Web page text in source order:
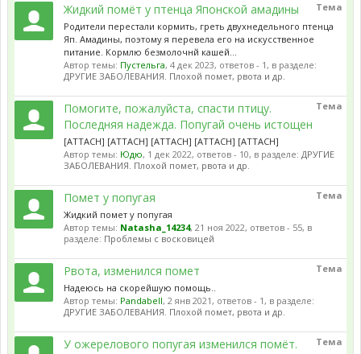
Тема
Жидкий помёт у птенца Японской амадины
Родители перестали кормить, греть двухнедельного птенца
Яп. Амадины, поэтому я перевела его на искусственное
питание. Кормлю безмолочнй кашей...
Автор темы: Пустельга, 4 дек 2023, ответов - 1, в разделе:
ДРУГИЕ ЗАБОЛЕВАНИЯ. Плохой помет, рвота и др.
Тема
Помогите, пожалуйста, спасти птицу.
Последняя надежда. Попугай очень истощен
[ATTACH] [ATTACH] [ATTACH] [ATTACH] [ATTACH]
Автор темы: Юдю, 1 дек 2022, ответов - 10, в разделе: ДРУГИЕ
ЗАБОЛЕВАНИЯ. Плохой помет, рвота и др.
Тема
Помет у попугая
Жидкий помет у попугая
Автор темы: Natasha_14234, 21 ноя 2022, ответов - 55, в
разделе: Проблемы с восковицей
Тема
Рвота, изменился помет
Надеюсь на скорейшую помощь..
Автор темы: Pandabell, 2 янв 2021, ответов - 1, в разделе:
ДРУГИЕ ЗАБОЛЕВАНИЯ. Плохой помет, рвота и др.
Тема
У ожерелового попугая изменился помёт.